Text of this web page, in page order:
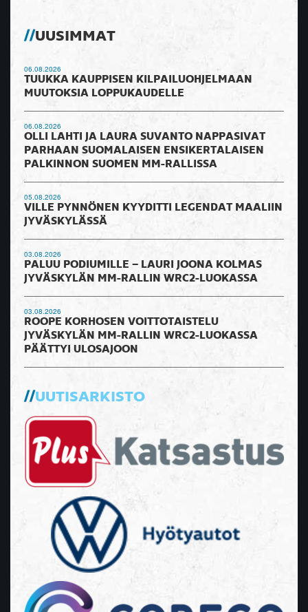
UUSIMMAT
06.08.2026
TUUKKA KAUPPISEN KILPAILUOHJELMAAN
MUUTOKSIA LOPPUKAUDELLE
06.08.2026
OLLI LAHTI JA LAURA SUVANTO NAPPASIVAT
PARHAAN SUOMALAISEN ENSIKERTALAISEN
PALKINNON SUOMEN MM-RALLISSA
05.08.2026
VILLE PYNNÖNEN KYYDITTI LEGENDAT MAALIIN
JYVÄSKYLÄSSÄ
03.08.2026
PALUU PODIUMILLE – LAURI JOONA KOLMAS
JYVÄSKYLÄN MM-RALLIN WRC2-LUOKASSA
03.08.2026
ROOPE KORHOSEN VOITTOTAISTELU
JYVÄSKYLÄN MM-RALLIN WRC2-LUOKASSA
PÄÄTTYI ULOSAJOON
UUTISARKISTO